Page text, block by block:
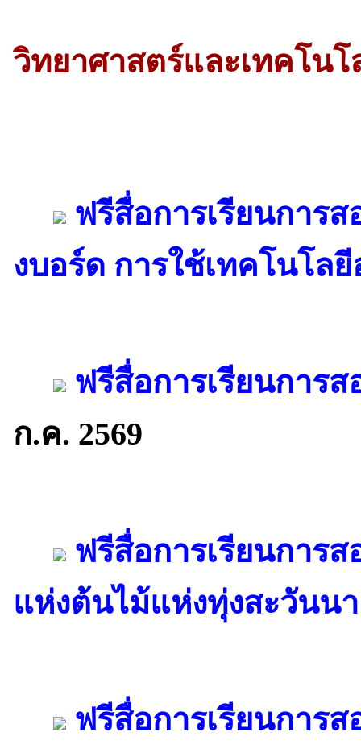
วิทยาศาสตร์และเทคโน
ฟรีสื่อการเรียนการส
งบอร์ด การใช้เทคโนโล
ฟรีสื่อการเรียนการส
ก.ค. 2569
ฟรีสื่อการเรียนการ
แห่งต้นไม้แห่งทุ่งสะวันนา
ฟรีสื่อการเรียนการ